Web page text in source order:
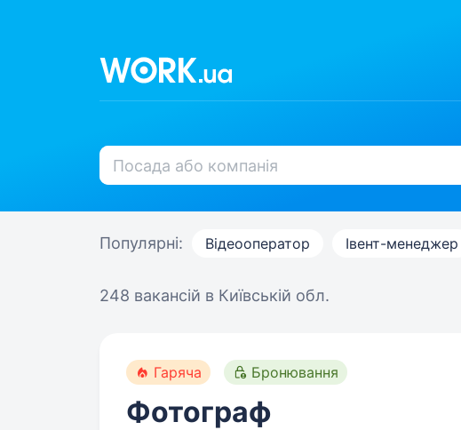
Популярні: Відеооператор Івент-менеджер
248 вакансій в Київській обл.
Гаряча Бронювання
Фотограф